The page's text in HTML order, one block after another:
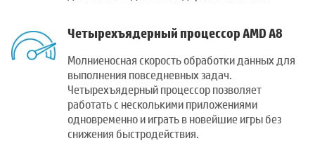
Четырехъядерный процессор AMD A8
Молниеносная скорость обработки данных для
выполнения повседневных задач.
Четырехъядерный процессор позволяет
работать с несколькими приложениями
одновременно и играть в новейшие игры без
снижения быстродействия.